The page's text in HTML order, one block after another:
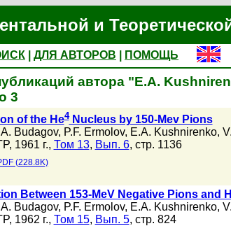
и
ДЛЯ АВТОРОВ
ПОМОЩЬ
автора "E.A.
3
of the He4Nucleus by 150-Mev Pions
Budagov, P.F. Ermolov, E.A. Kushnirenko,
1961 г., Том 13, Вып. 6, стр. 1136
(228.8K)
Between 153-MeV Negative Pions and
Budagov, P.F. Ermolov, E.A. Kushnirenko,
1962 г., Том 15, Вып. 5, стр. 824